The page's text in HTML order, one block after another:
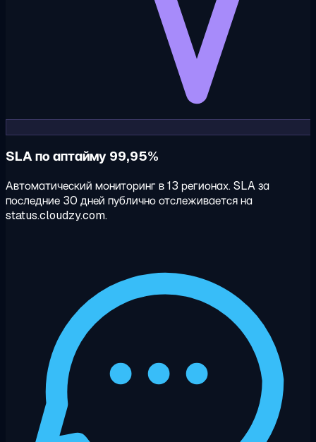
SLA по аптайму 99,95%
Автоматический мониторинг в 13 регионах. SLA за
последние 30 дней публично отслеживается на
status.cloudzy.com.